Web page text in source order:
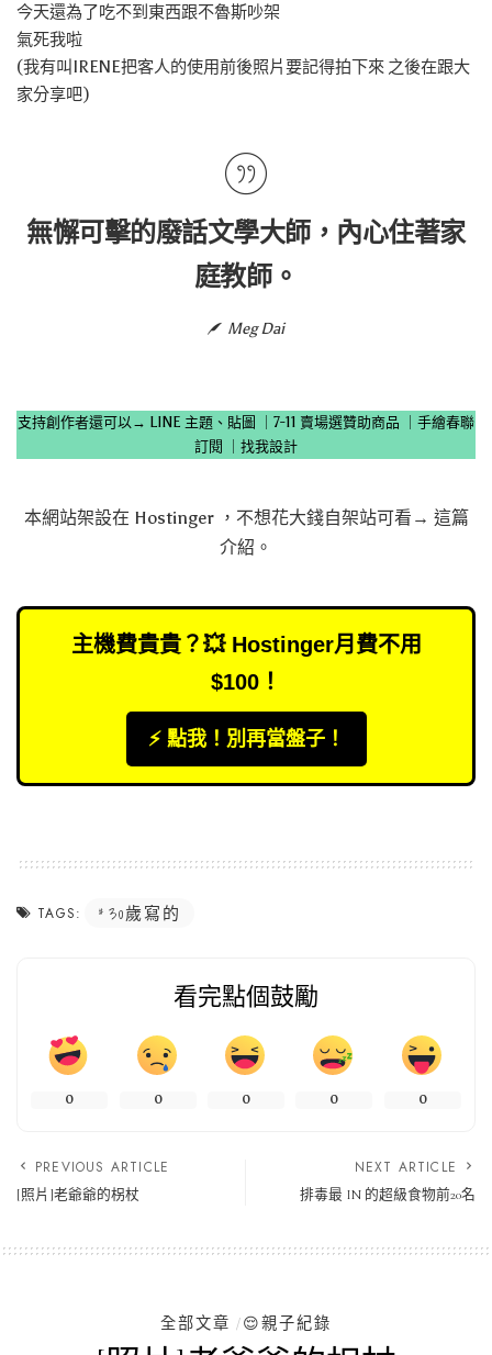
今天還為了吃不到東西跟不魯斯吵架
氣死我啦
(我有叫IRENE把客人的使用前後照片要記得拍下來 之後在跟大
家分享吧)
無懈可擊的廢話文學大師，內心住著家
庭教師。
Meg Dai
支持創作者還可以→ LINE 主題、貼圖 7-11 賣場選贊助商品
手繪春聯
訂閱
找我設計
本網站架設在 Hostinger，不想花大錢自架站可看→ 這篇
介紹 。
主機費貴貴？💥 Hostinger月費不用
$100！
⚡️ 點我！別再當盤子！
TAGS: 30歲寫的
看完點個鼓勵
0 0 0 0 0
PREVIOUS ARTICLE
[照片]老爺爺的柺杖
NEXT ARTICLE
排毒最 IN 的超級食物前20名
全部文章 😌親子紀錄